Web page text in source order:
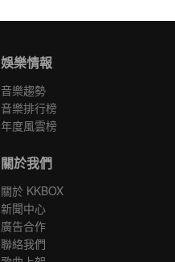
娛樂情報
音樂趨勢
音樂排行榜
年度風雲榜
關於我們
關於 KKBOX
新聞中心
廣告合作
聯絡我們